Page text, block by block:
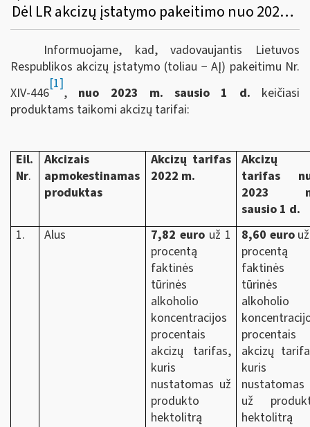
Dėl LR akcizų įstatymo pakeitimo nuo 2023 m. sausio 1 d.
Informuojame, kad, vadovaujantis Lietuvos
Respublikos akcizų įstatymo (toliau − AĮ) pakeitimu Nr.
XIV-446
[1]
, nuo 2023 m. sausio 1 d. keičiasi
produktams taikomi akcizų tarifai:
Eil.
Nr.
Akcizais
apmokestinamas
produktas
Akcizų tarifas
2022 m.
Akcizų
tarifas
2023
sausio 1 d.
1.
Alus 7,82 euro už 1
procentą
faktinės
tūrinės
alkoholio
koncentracijos
procentais
akcizų tarifas,
kuris
nustatomas už
produkto
hektolitrą
8,60 euro
procentą
faktinės
tūrinės
alkoholio
procentais
akcizų
kuris
nustatomas
už
hektolitrą